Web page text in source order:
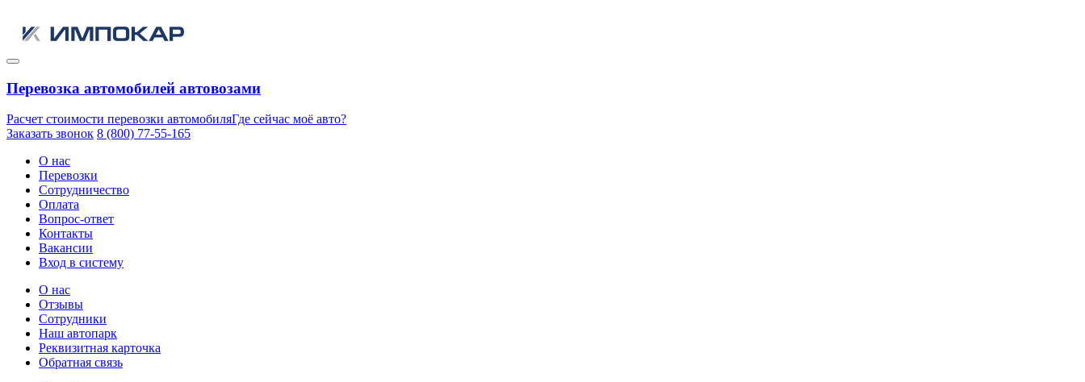
Перевозка автомобилей автовозами
Расчет стоимости перевозки автомобиляГде сейчас моё авто?
Заказать звонок 8 (800) 77-55-165
О нас
Перевозки
Сотрудничество
Оплата
Вопрос-ответ
Контакты
Вакансии
Вход в систему
О нас
Отзывы
Сотрудники
Наш автопарк
Реквизитная карточка
Обратная связь